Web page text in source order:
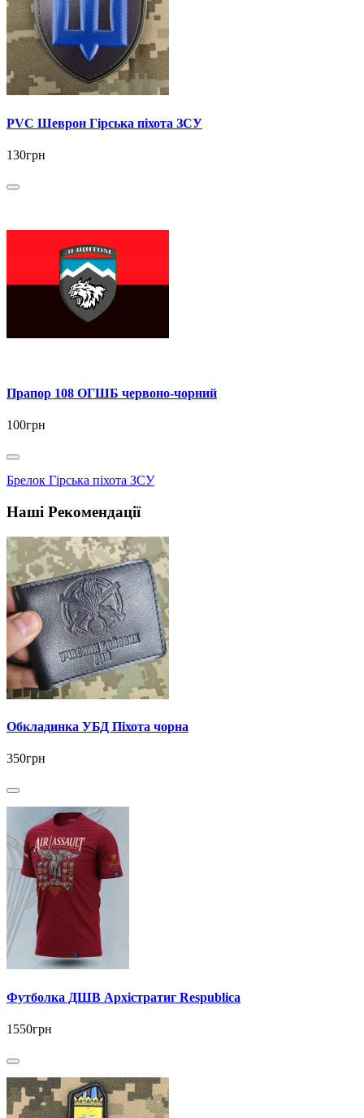
PVC Шеврон Гірська піхота ЗСУ
130грн
Прапор 108 ОГШБ червоно-чорний
100грн
Брелок Гірська піхота ЗСУ
Наші Рекомендації
Обкладинка УБД Піхота чорна
350грн
Футболка ДШВ Архістратиг Respublica
1550грн